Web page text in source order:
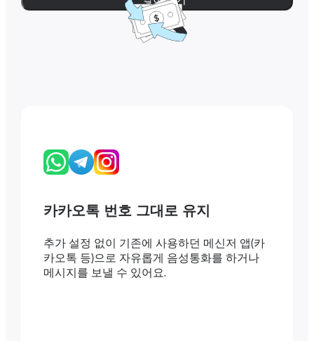
카카오톡 번호 그대로 유지
추가 설정 없이 기존에 사용하던 메신저 앱(카
카오톡 등)으로 자유롭게 음성통화를 하거나
메시지를 보낼 수 있어요.